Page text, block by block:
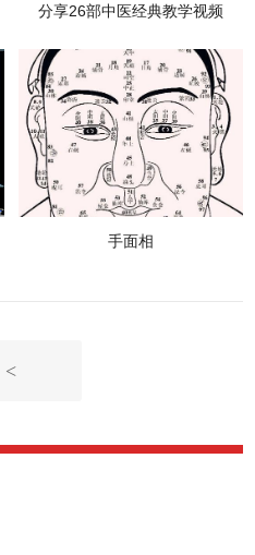
分享26部中医经典教学视频
手面相
<